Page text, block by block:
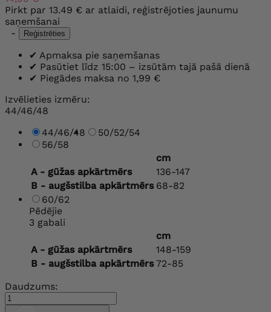
Pirkt par 13.49 € ar atlaidi, reģistrējoties jaunumu
saņemšanai
-
Reģistrēties
✔ Apmaksa pie saņemšanas
✔ Pasūtiet līdz 15:00 – izsūtām tajā pašā dienā
✔ Piegādes maksa no 1,99 €
Izvēlieties izmēru:
44/46/48
44/46/48
50/52/54
56/58
cm
A - gūžas apkārtmērs
136-147
B - augšstilba apkārtmērs 68-82
60/62
Pēdējie
3 gabali
cm
A - gūžas apkārtmērs
148-159
B - augšstilba apkārtmērs 72-85
Daudzums: